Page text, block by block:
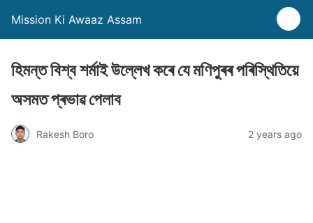
Mission Ki Awaaz Assam
হিমন্ত বিশ্ব শৰ্মাই উল্লেখ কৰে যে মণিপুৰৰ পৰিস্থিতিয়ে
অসমত প্ৰভাৱ পেলাব
Rakesh Boro 2 years ago